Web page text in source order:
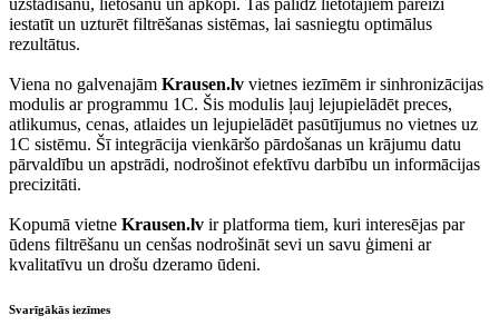
iestatīt un uzturēt filtrēšanas sistēmas, lai sasniegtu optimālus
rezultātus.
Viena no galvenajām Krausen.lv vietnes iezīmēm ir sinhronizācijas
modulis ar programmu 1C. Šis modulis ļauj lejupielādēt preces,
atlikumus, cenas, atlaides un lejupielādēt pasūtījumus no vietnes uz
1C sistēmu. Šī integrācija vienkāršo pārdošanas un krājumu datu
pārvaldību un apstrādi, nodrošinot efektīvu darbību un informācijas
precizitāti.
Kopumā vietne Krausen.lv ir platforma tiem, kuri interesējas par
ūdens filtrēšanu un cenšas nodrošināt sevi un savu ģimeni ar
kvalitatīvu un drošu dzeramo ūdeni.
Svarīgākās iezīmes